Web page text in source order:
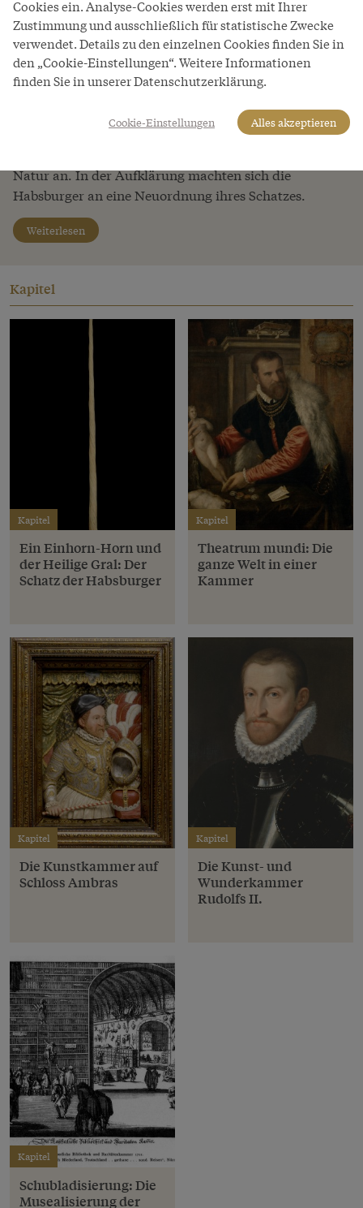
Neuerwerbungen von Objekten, Systematisierung und
Aufstellung – viel über den jeweiligen Zeitgeist.
Während der mittelalterliche Schatz ein in Truhen
verwahrtes Sammelsurium war, entwarfen die
habsburgischen Sammlerpersönlichkeiten Ferdinand
von Tirol und Rudolf II. erste systematische
Sammelstrategien. Nicht nur die Fürsten, auch das
Natur an. In der Aufklärung machten sich die
Habsburger an eine Neuordnung ihres Schatzes.
Weiterlesen
Kapitel
Kapitel
Ein Einhorn-Horn und
der Heilige Gral: Der
Schatz der Habsburger
Kapitel
Theatrum mundi: Die
ganze Welt in einer
Kammer
Kapitel
Die Kunstkammer auf
Schloss Ambras
Kapitel
Die Kunst- und
Wunderkammer
Rudolfs II.
Kapitel
Schubladisierung: Die
Musealisierung der
Cookies ein. Analyse-Cookies werden erst mit Ihrer
Zustimmung und ausschließlich für statistische Zwecke
verwendet. Details zu den einzelnen Cookies finden Sie in
den „Cookie-Einstellungen“. Weitere Informationen
finden Sie in unserer Datenschutzerklärung.
Cookie-Einstellungen Alles akzeptieren